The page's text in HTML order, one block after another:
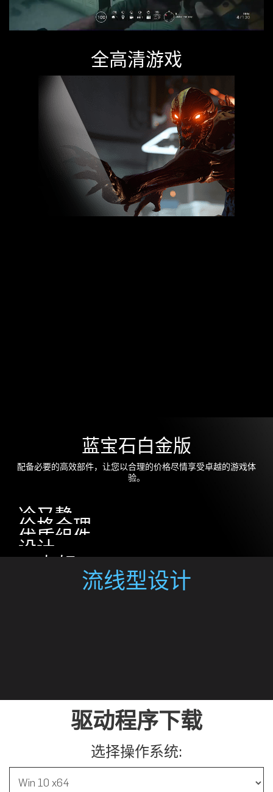
全高清游戏
蓝宝石白金版
配备必要的高效部件，让您以合理的价格尽情享受卓越的游戏体
验。
冷又静
价格合理
优质组件
设计
VR友好
流线型设计
驱动程序下载
选择操作系统: